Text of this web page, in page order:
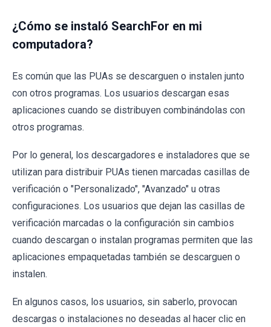
¿Cómo se instaló SearchFor en mi
computadora?
Es común que las PUAs se descarguen o instalen junto
con otros programas. Los usuarios descargan esas
aplicaciones cuando se distribuyen combinándolas con
otros programas.
Por lo general, los descargadores e instaladores que se
utilizan para distribuir PUAs tienen marcadas casillas de
verificación o "Personalizado", "Avanzado" u otras
configuraciones. Los usuarios que dejan las casillas de
verificación marcadas o la configuración sin cambios
cuando descargan o instalan programas permiten que las
aplicaciones empaquetadas también se descarguen o
instalen.
En algunos casos, los usuarios, sin saberlo, provocan
descargas o instalaciones no deseadas al hacer clic en